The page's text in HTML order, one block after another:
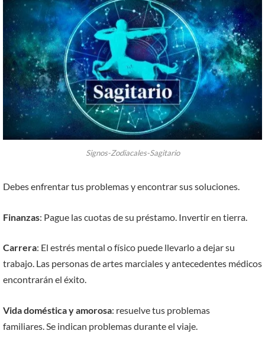
Signos-Zodiacales-Sagitario
Debes enfrentar tus problemas y encontrar sus soluciones.
Finanzas: Pague las cuotas de su préstamo. Invertir en tierra.
Carrera: El estrés mental o físico puede llevarlo a dejar su
trabajo. Las personas de artes marciales y antecedentes médicos
encontrarán el éxito.
Vida doméstica y amorosa: resuelve tus problemas
familiares. Se indican problemas durante el viaje.